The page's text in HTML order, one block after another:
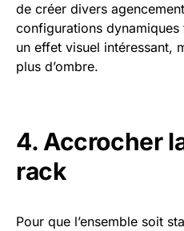
de créer divers
configurations
un effet visuel intéressant,
plus d’ombre.
4. Accrocher
rack
Pour que l’ensemble soit